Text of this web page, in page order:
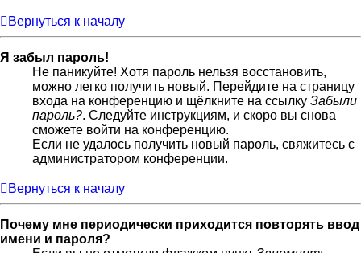
Вернуться к началу
Я забыл пароль!
Не паникуйте! Хотя пароль нельзя восстановить,
можно легко получить новый. Перейдите на страницу
входа на конференцию и щёлкните на ссылку Забыли
пароль?. Следуйте инструкциям, и скоро вы снова
сможете войти на конференцию.
Если не удалось получить новый пароль, свяжитесь с
администратором конференции.
Вернуться к началу
Почему мне периодически приходится повторять ввод
имени и пароля?